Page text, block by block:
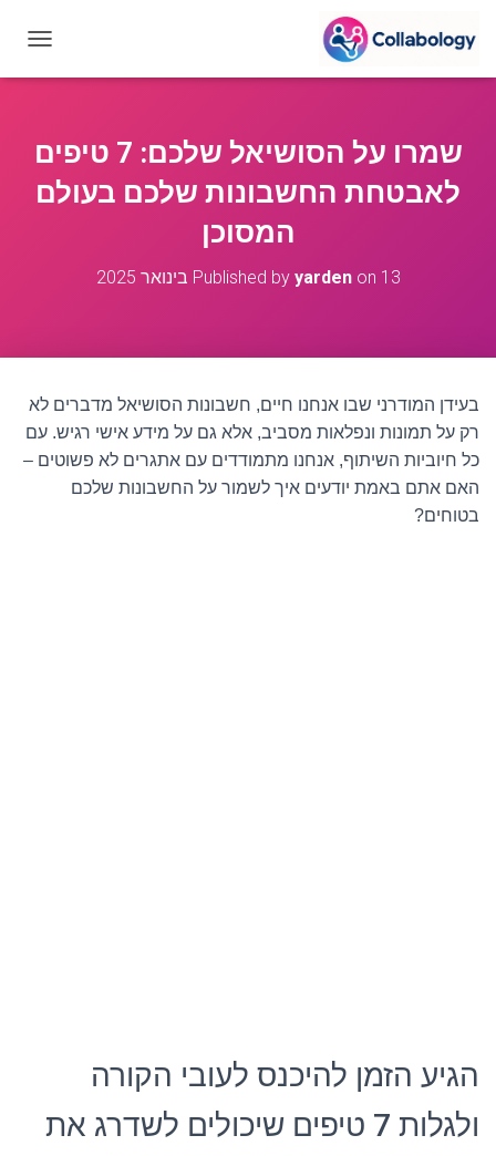
O
E
N
A
שמרו על הסושיאל שלכם: 7 טיפים
לאבטחת החשבונות שלכם בעולם
המסוכן
Published by yardenon 13 בינואר 2025
בעידן המודרני שבו אנחנו חיים, חשבונות הסושיאל מדברים לא
רק על תמונות ונפלאות מסביב, אלא גם על מידע אישי רגיש. עם
כל חיוביות השיתוף, אנחנו מתמודדים עם אתגרים לא פשוטים –
האם אתם באמת יודעים איך לשמור על החשבונות שלכם
בטוחים?
הגיע הזמן להיכנס לעובי הקורה
ולגלות 7 טיפים שיכולים לשדרג את